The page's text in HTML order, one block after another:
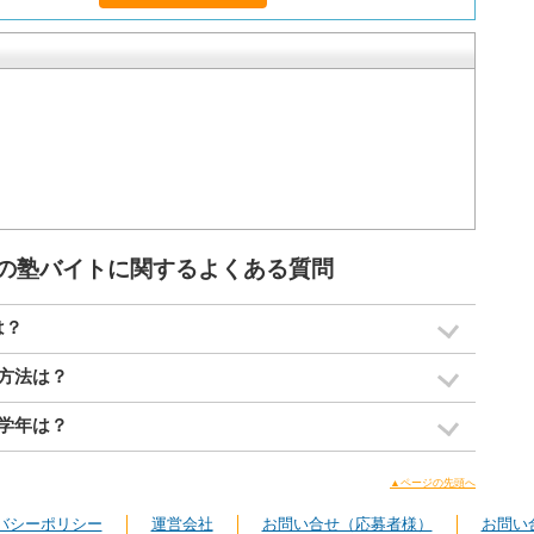
バイトに関するよくある質問
法は？
年は？
▲ページの先頭へ
シーポリシー 運営会社 お問い合せ（応募者様） お問い